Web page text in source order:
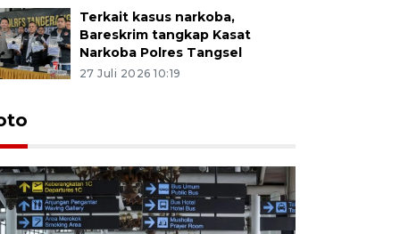
Terkait kasus narkoba,
Bareskrim tangkap Kasat
Narkoba Polres Tangsel
27 Juli 2026 10:19